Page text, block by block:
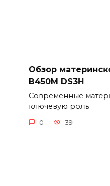
Обзор
B450M DS3H
Современные
ключевую роль
0 39